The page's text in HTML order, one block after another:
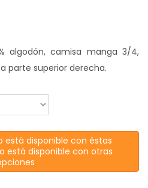
algodón, camisa manga 3/4,
parte superior derecha.
está disponible con éstas
está disponible con otras